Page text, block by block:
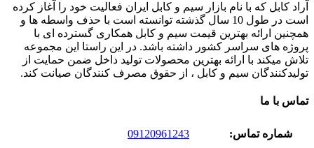
آراد کابل که با نام بازار سیم و کابل ایران فعالیت خود را آغاز کرده
است در طول 10 سال گذشته توانسته است با حذف واسطه ها و
همچنین ارائه بهترین قیمت سیم و کابل همکاری گسترده ای با
پروژه های سراسر کشور داشته باشد. در این راستا این مجموعه
تلاش میکند با ارائه بهترین محصولات تولید داخل ضمن حمایت از
تولیدکنندگان سیم و کابل ، از حقوق مصرف کنندگان صیانت کند.
تماس با ما
شماره تماس:
09120961243